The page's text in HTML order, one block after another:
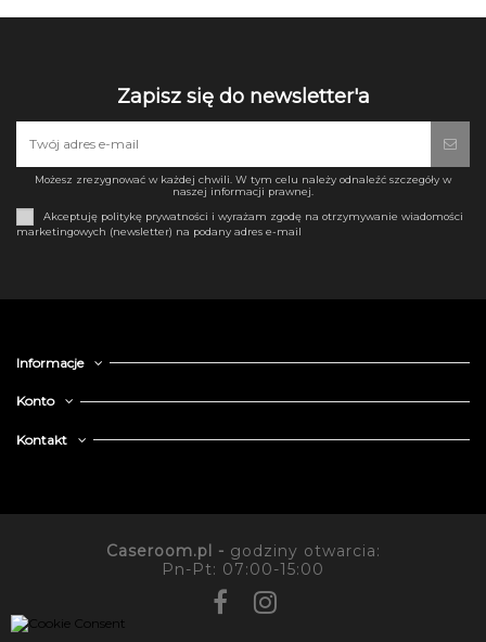
Zapisz się do newsletter'a
Możesz zrezygnować w każdej chwili. W tym celu należy odnaleźć szczegóły w
naszej informacji prawnej.
Akceptuję politykę prywatności i wyrażam zgodę na otrzymywanie wiadomości
marketingowych (newsletter) na podany adres e-mail
Informacje
Konto
Kontakt
Caseroom.pl - godziny otwarcia:
Pn-Pt: 07:00-15:00